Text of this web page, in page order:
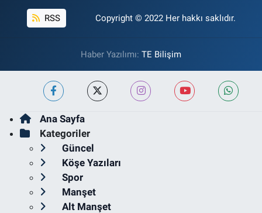
RSS Copyright © 2022 Her hakkı saklıdır.
Haber Yazılımı: TE Bilişim
Ana Sayfa
Kategoriler
Güncel
Köşe Yazıları
Spor
Manşet
Alt Manşet